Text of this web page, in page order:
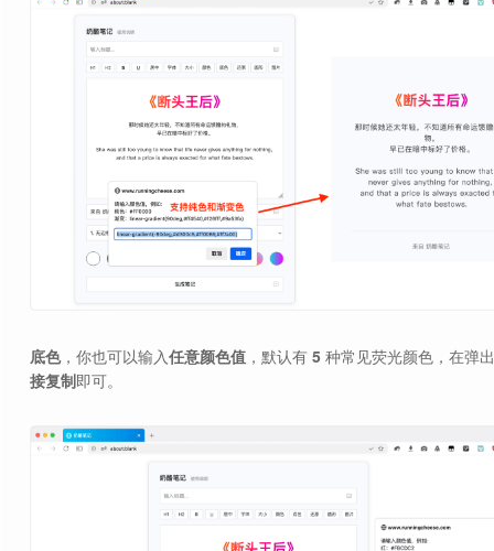
底色，你也可以输入任意颜色值 ，默认有 5 种常见荧光颜色，在弹
接复制即可。